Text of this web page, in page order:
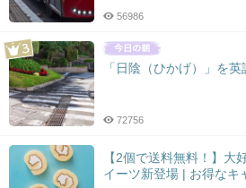
56986
「日陰（ひかげ）」を
72756
【2個で送料無料！】大
イーツ新登場 | お得なキ